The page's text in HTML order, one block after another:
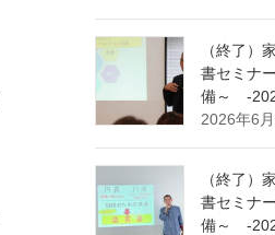
（終了）
書セミナ
備～ -
2026年6
（終了）
書セミナ
備～ -